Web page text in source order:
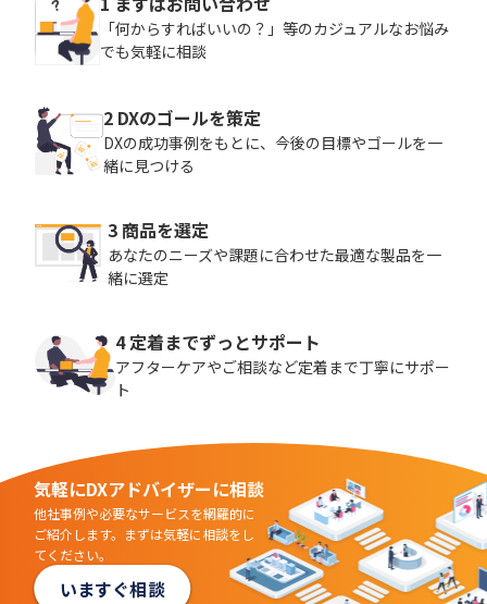
「何からすればいいの？」等のカジュアルなお悩み
でも気軽に相談
2 DXのゴールを策定
DXの成功事例をもとに、今後の目標やゴールを一
緒に見つける
3 商品を選定
あなたのニーズや課題に合わせた最適な製品を一
緒に選定
4 定着までずっとサポート
アフターケアやご相談など定着まで丁寧にサポー
ト
気軽にDXアドバイザーに相談
他社事例や必要なサービスを網羅的に
ご紹介します。まずは気軽に相談をし
てください。
いますぐ相談